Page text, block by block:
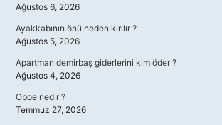
Ağustos 6, 2026
Ayakkabının önü neden kırılır ?
Ağustos 5, 2026
Apartman demirbaş giderlerini kim öder ?
Ağustos 4, 2026
Oboe nedir ?
Temmuz 27, 2026